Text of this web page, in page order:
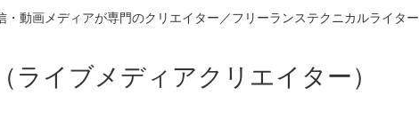
・動画メディアが専門のクリエイター／フリーランステクニカルライター
ライブメディアクリエイター）